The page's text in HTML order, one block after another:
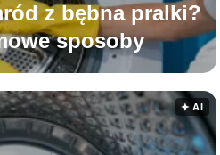
z bębna pralki?
sposoby
🟅 AI